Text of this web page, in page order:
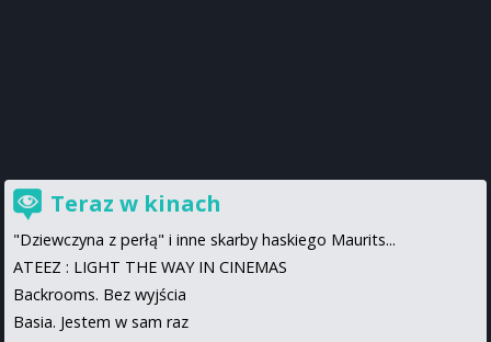
Teraz w kinach
"Dziewczyna z perłą" i inne skarby haskiego Maurits...
ATEEZ : LIGHT THE WAY IN CINEMAS
Backrooms. Bez wyjścia
Basia. Jestem w sam raz